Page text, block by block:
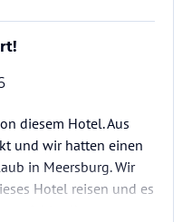
diesem Hotel. Aus
und wir hatten einen
in Meersburg. Wir
Hotel reisen und es